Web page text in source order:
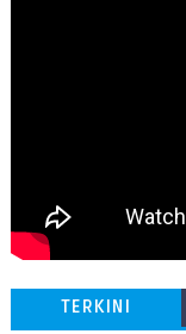
TERKINI